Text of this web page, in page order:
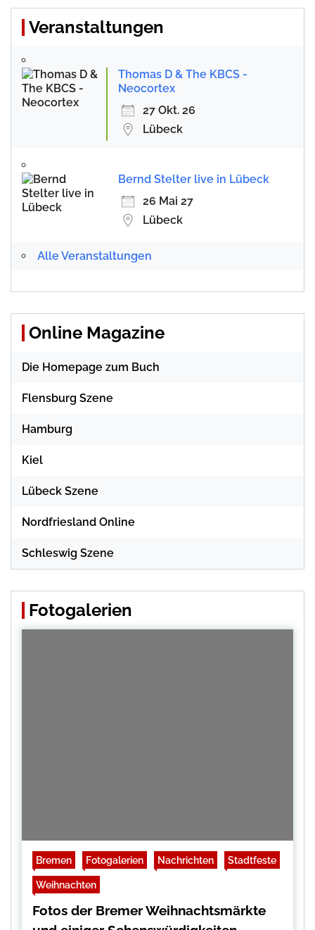
Veranstaltungen
Thomas D & The KBCS -
Neocortex
27 Okt. 26
Lübeck
Bernd Stelter live in Lübeck
26 Mai 27
Lübeck
Alle Veranstaltungen
Online Magazine
Die Homepage zum Buch
Flensburg Szene
Hamburg
Kiel
Lübeck Szene
Nordfriesland Online
Schleswig Szene
Fotogalerien
Bremen Fotogalerien Nachrichten Stadtfeste
Weihnachten
Fotos der Bremer Weihnachtsmärkte